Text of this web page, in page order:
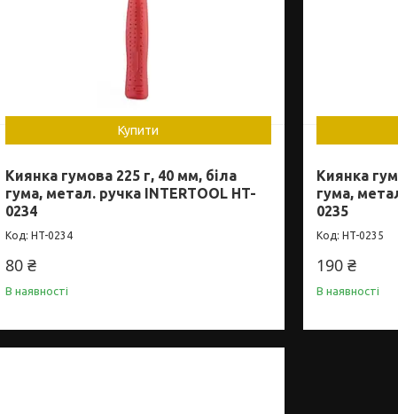
Купити
Киянка гумова 225 г, 40 мм, біла
гума, метал. ручка INTERTOOL HT-
0234
HT-0234
80 ₴
В наявності
Киянка
гума,
0235
HT-0235
190 ₴
В наявності